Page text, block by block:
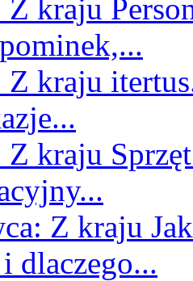
Z kraju
Z kraju
Z kraju
Z kraju
dlaczego...